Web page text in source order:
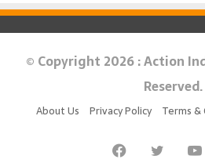
© Copyright 2026 : Action
Reserved.
About Us Privacy Policy Terms &
FacebookTwitter